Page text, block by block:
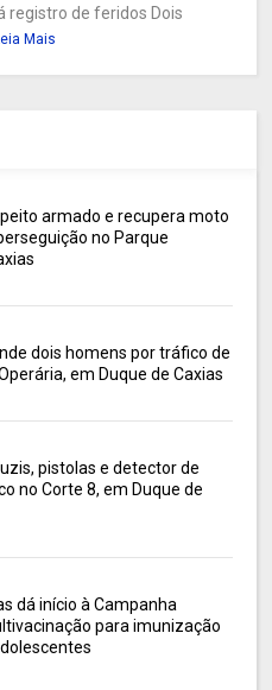
registro de feridos Dois
Mais
armado e recupera moto
no Parque
dois homens por tráfico de
em Duque de Caxias
pistolas e detector de
no Corte 8, em Duque de
dá início à Campanha
para imunização